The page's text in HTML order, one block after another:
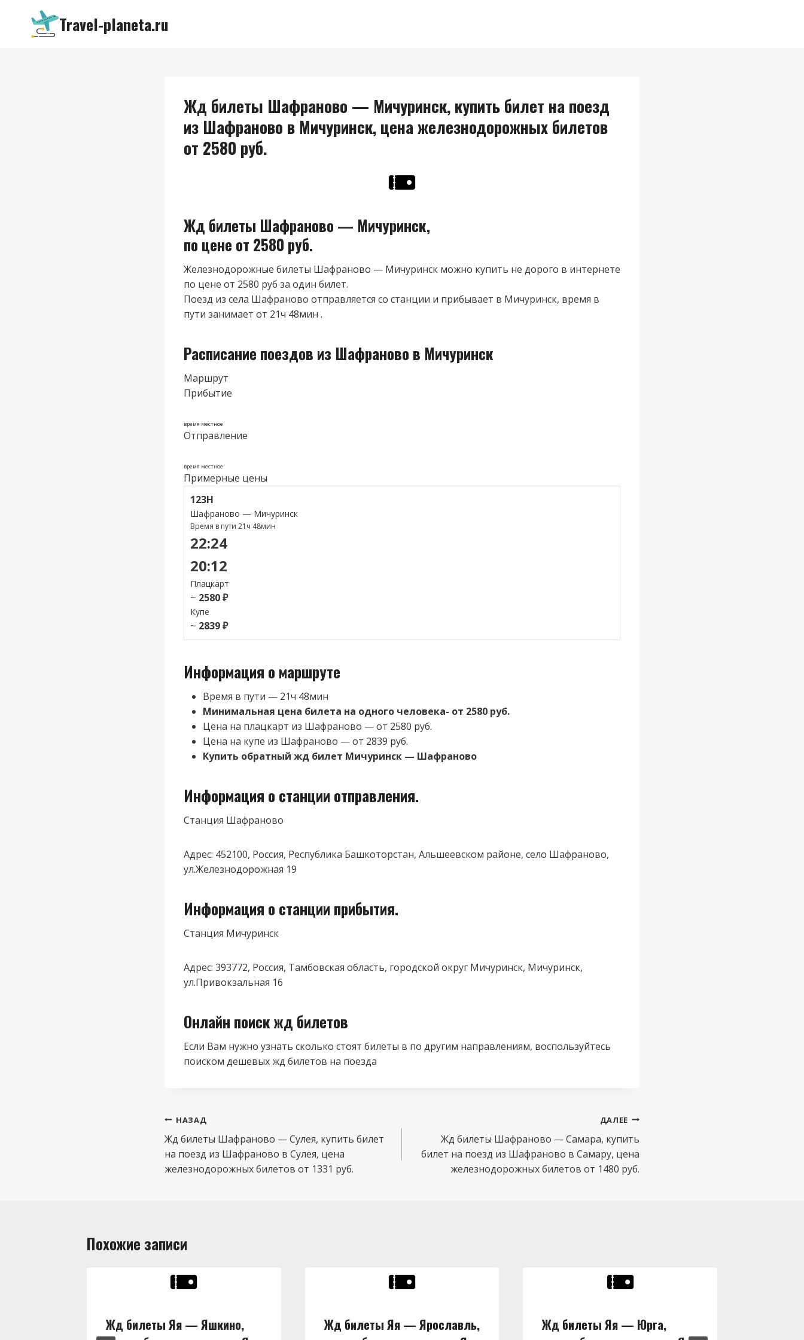
Перейти
содержимому
Travel-planeta.ru
Жд билеты Шафраново — Мичуринск, купить билет на поезд
из Шафраново в Мичуринск, цена железнодорожных билетов
от 2580 руб.
Жд билеты Шафраново — Мичуринск,
по цене от 2580 руб.
Железнодорожные билеты Шафраново — Мичуринск можно купить не дорого в интернете
по цене от 2580 руб за один билет.
Поезд из cела Шафраново отправляется со станции и прибывает в Мичуринск, время в
пути занимает от 21ч 48мин .
Расписание поездов из Шафраново в Мичуринск
Маршрут
Прибытие
время местное
Отправление
время местное
Примерные цены
123Н
Шафраново — Мичуринск
Время в пути 21ч 48мин
22:24
20:12
Плацкарт
~ 2580 ₽
Купе
~ 2839 ₽
Информация о маршруте
Время в пути — 21ч 48мин
Минимальная цена билета на одного человека- от 2580 руб.
Цена на плацкарт из Шафраново — от 2580 руб.
Цена на купе из Шафраново — от 2839 руб.
Купить обратный жд билет Мичуринск — Шафраново
Информация о станции отправления.
Станция Шафраново
Адрес: 452100, Россия, Республика Башкоторстан, Альшеевском районе, село Шафраново,
ул.Железнодорожная 19
Информация о станции прибытия.
Станция Мичуринск
Адрес: 393772, Россия, Тамбовская область, городской округ Мичуринск, Мичуринск,
ул.Привокзальная 16
Онлайн поиск жд билетов
Если Вам нужно узнать сколько стоят билеты в по другим направлениям, воспользуйтесь
поиском дешевых жд билетов на поезда
Навигация
по
записям
НАЗАД
Жд билеты Шафраново — Сулея, купить билет
на поезд из Шафраново в Сулея, цена
железнодорожных билетов от 1331 руб.
ДАЛЕЕ
Жд билеты Шафраново — Самара, купить
билет на поезд из Шафраново в Самару, цена
железнодорожных билетов от 1480 руб.
Похожие записи
Жд билеты Яя — Яшкино,
Жд билеты Яя — Ярославль,
Жд билеты Яя — Юрга,